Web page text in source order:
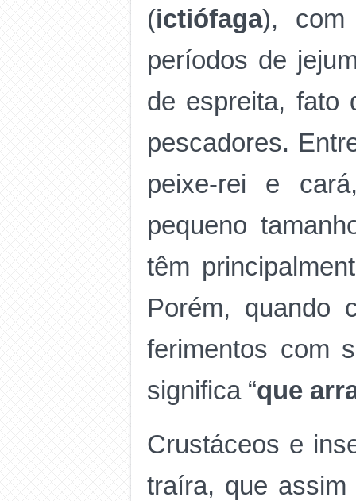
(ictiófaga), com
períodos de
de espreita, fato
pescadores.
peixe-rei e
pequeno
têm
Porém, quando
ferimentos com
significa “que
Crustáceos e
traíra, que assim